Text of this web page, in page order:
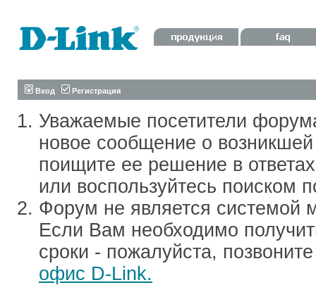
Вход Регистрация
Уважаемые посетители
новое сообщение о
поищите ее решение в
или воспользуйтесь поиском
Форум не является системой
Если Вам необходимо
сроки - пожалуйста,
офис D-Link.